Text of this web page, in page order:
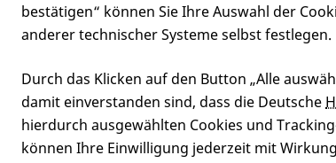
bestätigen“ können Sie Ihre Auswahl der
anderer technischer Systeme selbst festlegen.
Durch das Klicken auf den Button „Alle
damit einverstanden sind, dass die Deutsche
hierdurch ausgewählten Cookies und
können Ihre Einwilligung jederzeit mit